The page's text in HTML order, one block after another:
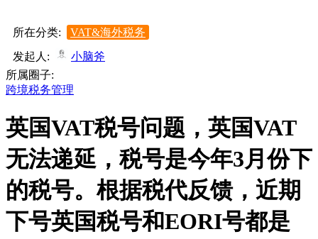
所在分类:
VAT&海外税务
发起人:
小脑斧
所属圈子:
跨境税务管理
英国VAT税号问题，英国VAT
无法递延，税号是今年3月份下
的税号。根据税代反馈，近期
下号英国税号和EORI号都是